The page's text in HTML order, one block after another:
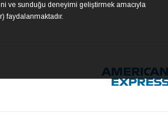
ve sunduğu deneyimi geliştirmek amacıyla
faydalanmaktadır.